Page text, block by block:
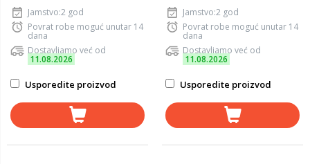
Jamstvo:2 god
Povrat robe moguć unutar 14
dana
Dostavljamo već od
11.08.2026
Usporedite proizvod
Jamstvo:2 god
Povrat robe moguć unutar 14
dana
Dostavljamo već od
11.08.2026
Usporedite proizvod